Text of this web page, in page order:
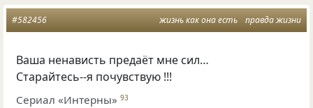
жизнь как она есть правда жизни
#582456
Ваша ненависть предаёт мне сил…
Старайтесь--я почувствую !!!
Сериал «Интерны» 93